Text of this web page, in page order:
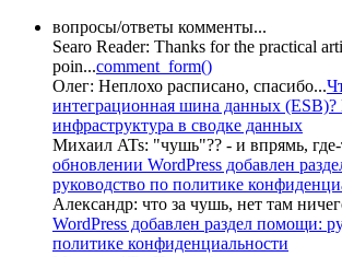
вопросы/ответы комменты...
Searo Reader: Thanks for the practical
poin...comment_form()
Олег: Неплохо расписано, спасибо...
интеграционная шина данных (ESB)?
инфраструктура в сводке данных
Михаил ATs: "чушь"?? - и впрямь,
обновлении WordPress добавлен
руководство по политике
Александр: что за чушь, нет там
WordPress добавлен раздел помощи:
политике конфиденциальности